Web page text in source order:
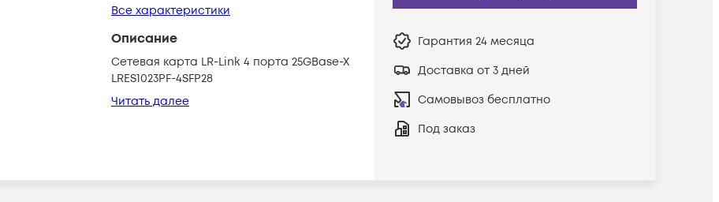
Все характеристики
Описание
Сетевая карта LR-Link 4 порта 25GBase-X
LRES1023PF-4SFP28
Читать далее
Гарантия 24 месяца
Доставка от 3 дней
Самовывоз бесплатно
Под заказ